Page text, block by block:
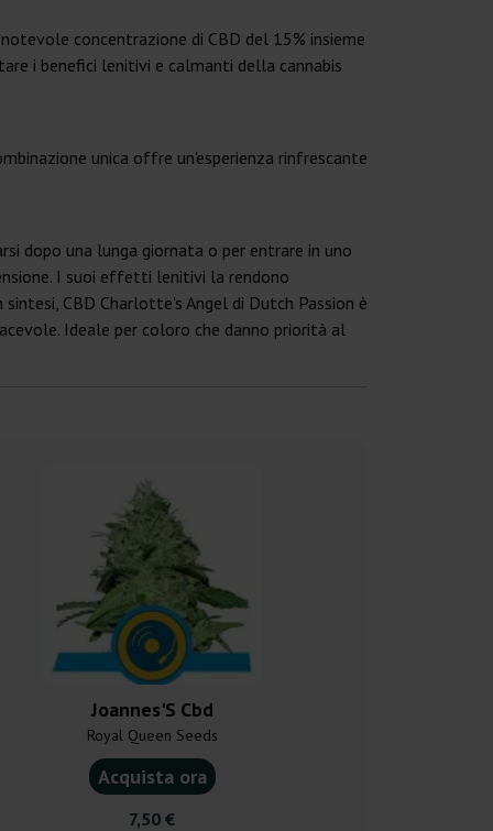
concentrazione di CBD del 15% insieme
i benefici lenitivi e calmanti della cannabis
unica offre un'esperienza rinfrescante
dopo una lunga giornata o per entrare in uno
I suoi effetti lenitivi la rendono
CBD Charlotte's Angel di Dutch Passion è
Ideale per coloro che danno priorità al
Joannes'S Cbd
Royal Queen Seeds
Acquista ora
7,50 €